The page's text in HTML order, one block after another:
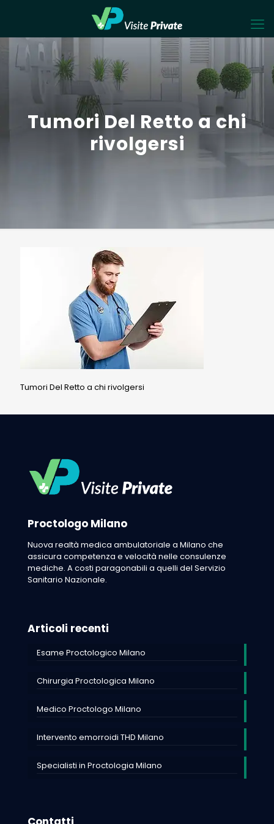
Tumori Del Retto a chi
rivolgersi
Tumori Del Retto a chi rivolgersi
Proctologo Milano
Nuova realtà medica ambulatoriale a Milano che
assicura competenza e velocità nelle consulenze
mediche. A costi paragonabili a quelli del Servizio
Sanitario Nazionale.
Articoli recenti
Esame Proctologico Milano
Chirurgia Proctologica Milano
Medico Proctologo Milano
Intervento emorroidi THD Milano
Specialisti in Proctologia Milano